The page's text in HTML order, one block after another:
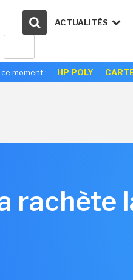
ACTUALITÉS
ce moment : HP POLY
rachète